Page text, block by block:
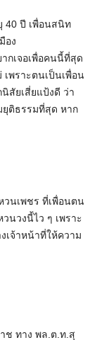
40 ปี เพื่อนสนิท
อง
กเจอเพื่อคนนี้ที่สุด
เพราะตนเป็นเพื่อน
สัยเสี่ยแป้งดี ว่า
ยุติธรรมที่สุด หาก
วนเพชร ที่เพื่อนตน
นวงนี้ไว ๆ เพราะ
เจ้าหน้าที่ให้ความ
ช ทาง พล.ต.ท.สุ